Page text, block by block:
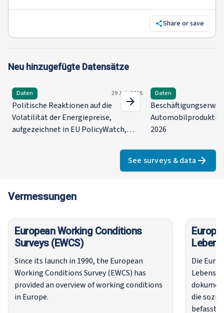
Share or save
Neu hinzugefügte Datensätze
Daten 29 July 2026
Politische Reaktionen auf die
Volatilität der Energiepreise,
aufgezeichnet in EU PolicyWatch,
Daten
2026
See surveys & data
Vermessungen
European Working Conditions
Surveys (EWCS)
Since its launch in 1990, the European
Working Conditions Survey (EWCS) has
provided an overview of working conditions
in Europe.
Die
die
befasst